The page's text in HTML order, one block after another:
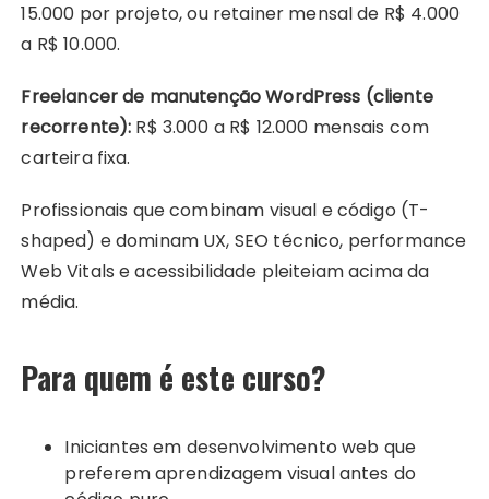
15.000 por projeto, ou retainer mensal de R$ 4.000
a R$ 10.000.
Freelancer de manutenção WordPress (cliente
recorrente): R$ 3.000 a R$ 12.000 mensais com
carteira fixa.
Profissionais que combinam visual e código (T-
shaped) e dominam UX, SEO técnico, performance
Web Vitals e acessibilidade pleiteiam acima da
média.
Para quem é este curso?
Iniciantes em desenvolvimento web que
preferem aprendizagem visual antes do